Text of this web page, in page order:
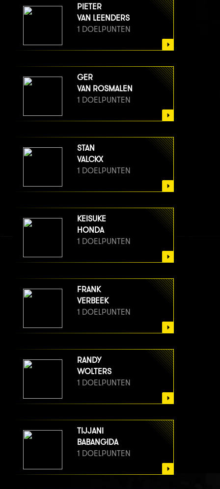
PIETER
VAN LEENDERS
1 DOELPUNTEN
GER
VAN ROSMALEN
1 DOELPUNTEN
STAN
VALCKX
1 DOELPUNTEN
KEISUKE
HONDA
1 DOELPUNTEN
FRANK
VERBEEK
1 DOELPUNTEN
RANDY
WOLTERS
1 DOELPUNTEN
TIJJANI
BABANGIDA
1 DOELPUNTEN